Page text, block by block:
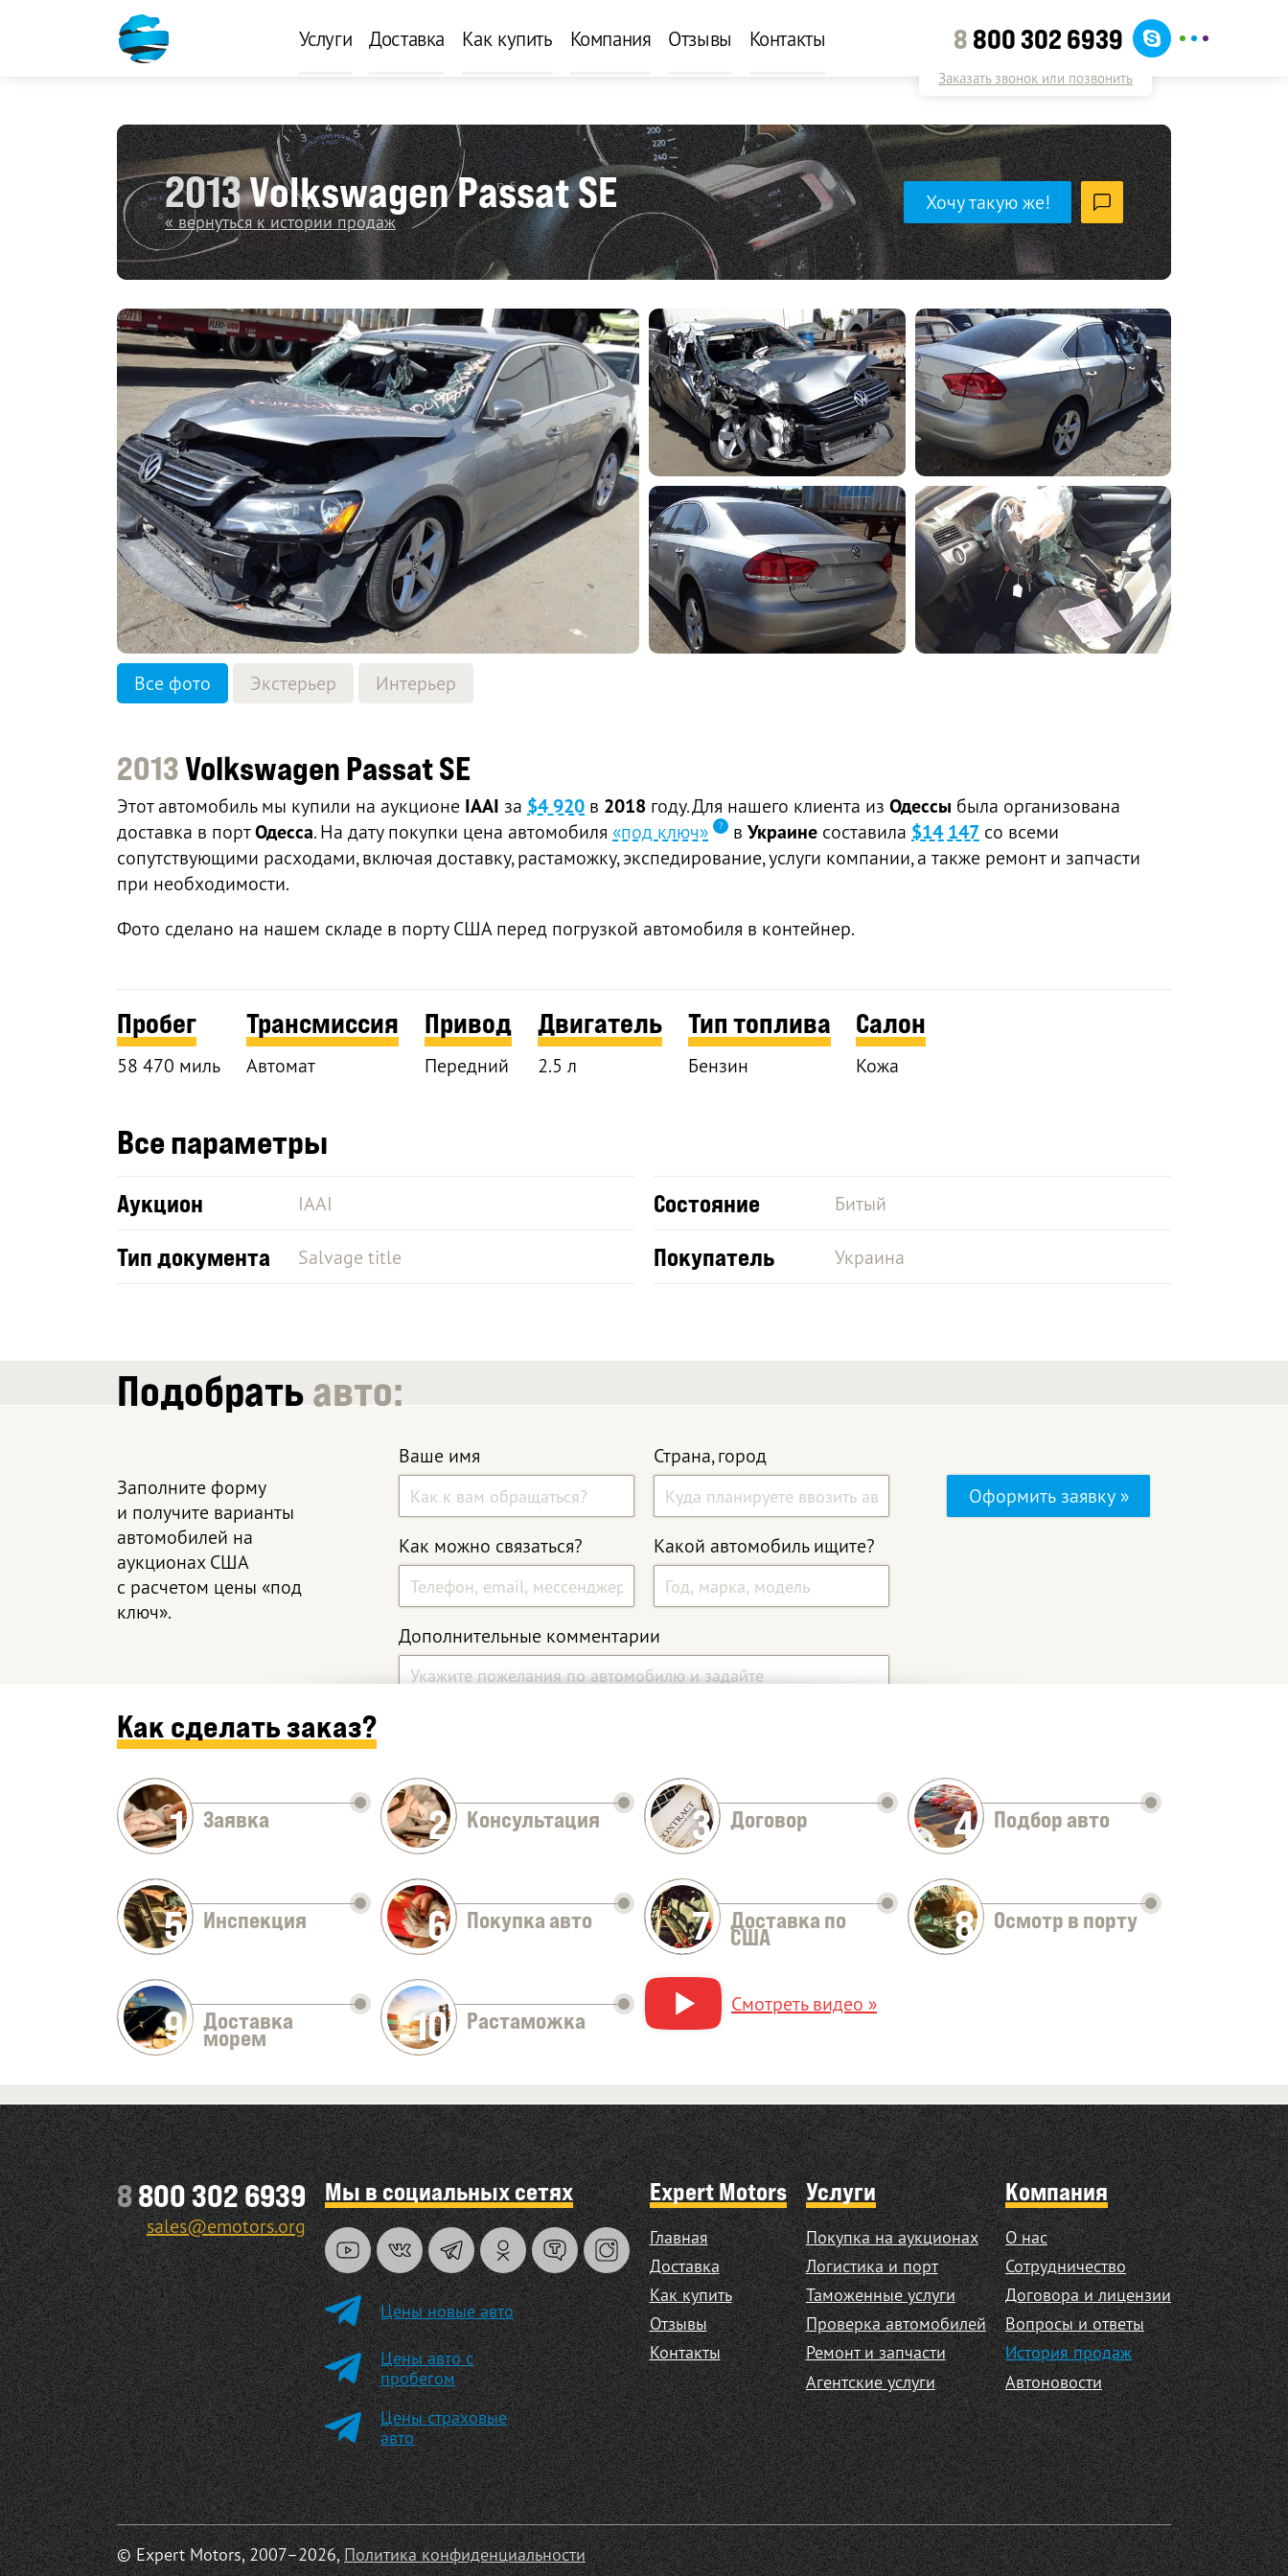
Услуги Доставка Как купить Компания Отзывы Контакты 8 800 302 6939
Заказать звонок или позвонить
2013Volkswagen Passat SE
« вернуться к истории продаж
Хочу такую же!
Все фото Экстерьер Интерьер
2013Volkswagen Passat SE
Этот автомобиль мы купили на аукционе IAAI за $4 920 в 2018 году. Для нашего клиента из Одессы была организована
доставка в портОдесса. На дату покупки цена автомобиля «под ключ» в Украине составила $14 147 со всеми
сопутствующими расходами, включая доставку, растаможку, экспедирование, услуги компании, а также ремонт и запчасти
при необходимости.
Фото сделано на нашем складе в порту США перед погрузкой автомобиля в контейнер.
Пробег
58 470 миль
Трансмиссия
Автомат
Привод
Передний
Двигатель
2.5 л
Тип топлива
Бензин
Салон
Кожа
Все параметры
Аукцион IAAI Состояние Битый
Тип документа Salvage title Покупатель Украина
Подобратьавто:
Заполните форму
и получите варианты
автомобилей на
аукционах США
с расчетом цены «под
ключ».
Ваше имя Страна, город
Как можно связаться? Какой автомобиль ищите?
Дополнительные комментарии
Оставить заявку
Оформить заявку »
Как сделать заказ?
1 Заявка 2 Консультация 3 Договор 4 Подбор авто
5 Инспекция 6 Покупка авто 7 Доставка по
США 8 Осмотр в порту
9 Доставка
морем 10 Растаможка
Смотреть видео »
8800 302 6939
sales@emotors.org
Мы в социальных сетях
Цены новые авто
Цены авто с
пробегом
Цены страховые
авто
Expert Motors
Главная
Доставка
Как купить
Отзывы
Контакты
Услуги
Покупка на аукционах
Логистика и порт
Таможенные услуги
Проверка автомобилей
Ремонт и запчасти
Агентские услуги
Компания
О нас
Сотрудничество
Договора и лицензии
Вопросы и ответы
История продаж
Автоновости
© Expert Motors, 2007–2026,Политика конфиденциальности